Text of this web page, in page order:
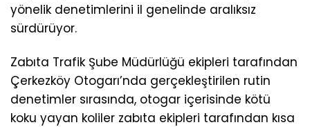
yönelik denetimlerini il genelinde aralıksız
sürdürüyor.
Zabıta Trafik Şube Müdürlüğü ekipleri tarafından
Çerkezköy Otogarı’nda gerçekleştirilen rutin
denetimler sırasında, otogar içerisinde kötü
koku yayan koliler zabıta ekipleri tarafından kısa